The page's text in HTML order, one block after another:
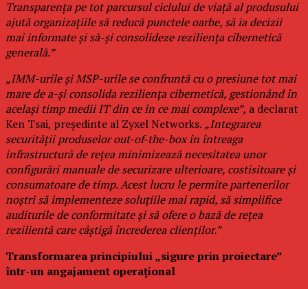
Transparența pe tot parcursul ciclului de viață al produsului
ajută organizațiile să reducă punctele oarbe, să ia decizii
mai informate și să-și consolideze reziliența cibernetică
generală.”
„IMM-urile și MSP-urile se confruntă cu o presiune tot mai
mare de a-și consolida reziliența cibernetică, gestionând în
același timp medii IT din ce în ce mai complexe”, a declarat
Ken Tsai, președinte al Zyxel Networks. „Integrarea
securității produselor out-of-the-box în întreaga
infrastructură de rețea minimizează necesitatea unor
configurări manuale de securizare ulterioare, costisitoare și
consumatoare de timp. Acest lucru le permite partenerilor
noștri să implementeze soluțiile mai rapid, să simplifice
auditurile de conformitate și să ofere o bază de rețea
rezilientă care câștigă încrederea clienților.”
Transformarea principiului „sigure prin proiectare”
într-un angajament operațional